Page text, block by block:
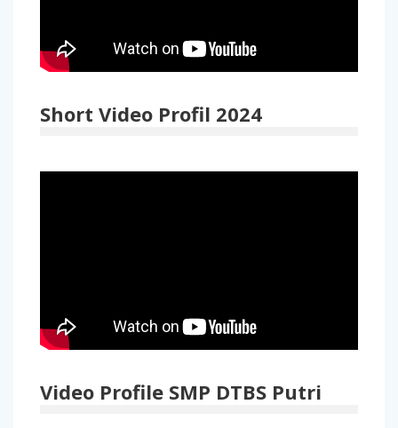
Short Video Profil 2024
Video Profile SMP DTBS Putri